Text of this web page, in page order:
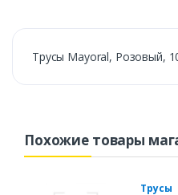
Трусы Mayoral, Розовый,
Похожие товары
Трусы